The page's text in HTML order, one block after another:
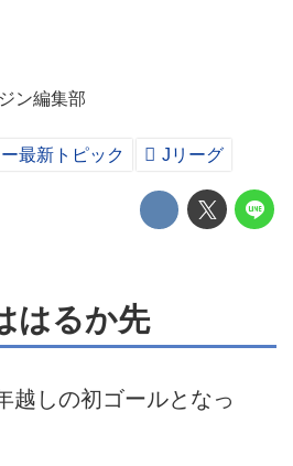
ン編集部
最新トピック Jリーグ
はるか先
越しの初ゴールとなっ